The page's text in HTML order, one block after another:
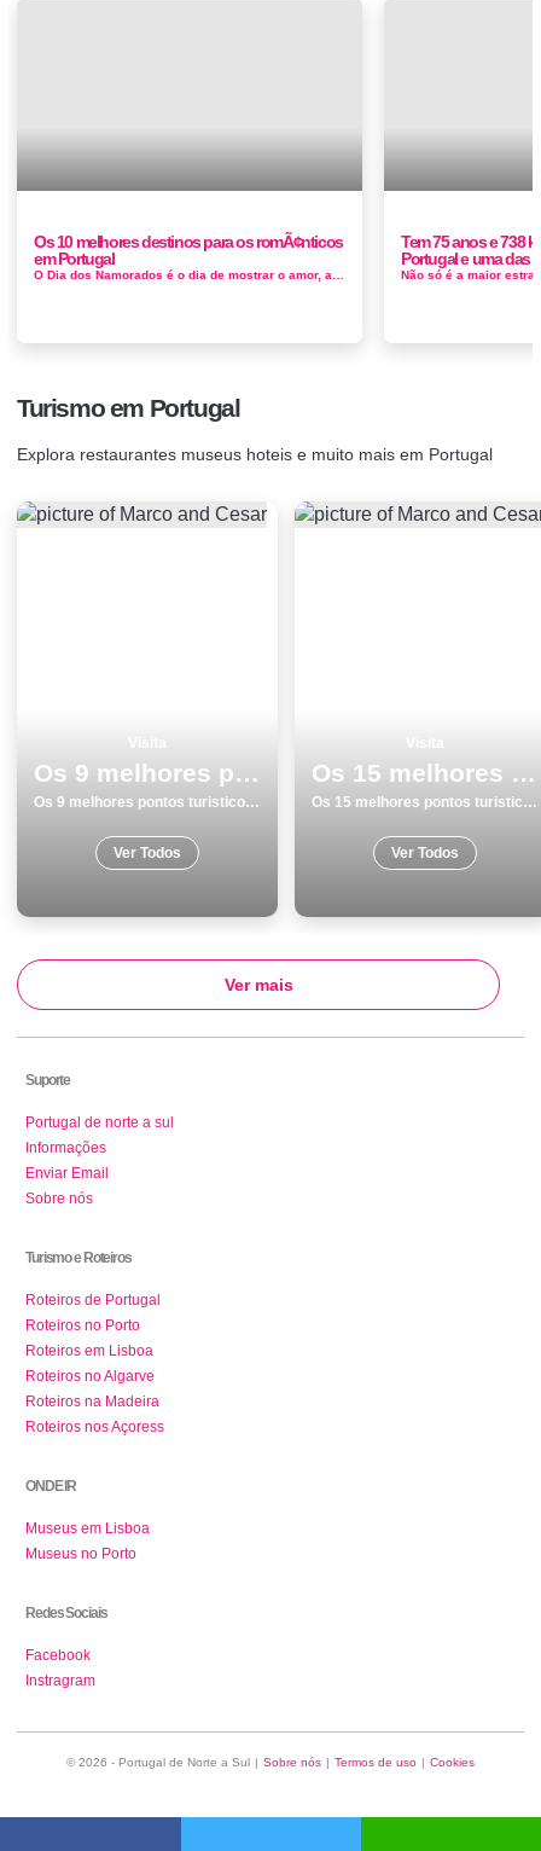
Os 10 melhores destinos para os romÃ¢nticos
em Portugal
Tem 75 anos e 738
Portugal e uma das
Turismo em Portugal
Explora restaurantes museus hoteis e muito mais em Portugal
Os 9 melhores pontos turisticos para conhecer e visitar em Coimbra
Os 9 melhores pontos turisticos para conhecer e visitar em Coimbra
Ver Todos
Os 15 melhores pontos turisticos e passeios em Monumentos Viseu
Os 15 melhores pontos turisticos e passeios em Monumentos Viseu
Ver Todos
Ver mais
Suporte
Portugal de norte a sul
Informações
Enviar Email
Sobre nós
Turismo e Roteiros
Roteiros de Portugal
Roteiros no Porto
Roteiros em Lisboa
Roteiros no Algarve
Roteiros na Madeira
Roteiros nos Açoress
ONDE IR
Museus em Lisboa
Museus no Porto
Redes Sociais
Facebook
Instragram
© 2026 - Portugal de Norte a Sul | Sobre nós | Termos de uso | Cookies